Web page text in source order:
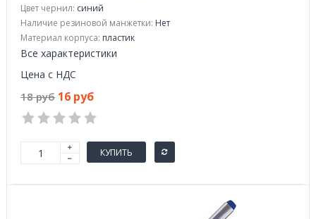
Цвет чернил: синий
Наличие резиновой манжетки: Нет
Материал корпуса: пластик
Все характеристики
Цена с НДС
18 руб 16 руб
КУПИТЬ